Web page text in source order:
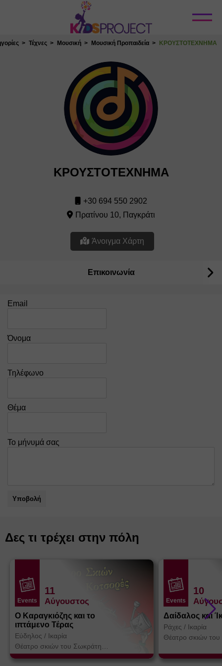
Κλείσιμο
Τέχνες Μουσική Μουσική Προπαιδεία ΚΡΟΥΣΤΟΤΕΧΝΗΜΑ
ΚΡΟΥΣΤΟΤΕΧΝΗΜΑ
+30 694 550 2902
Πρατίνου 10, Παγκράτι
Άνοιγμα Χάρτη
Επικοινωνία
Email
Όνομα
Τηλέφωνο
Θέμα
Το μήνυμά σας
Υποβολή
Δες τι τρέχει στην πόλη
Events
11
Αύγουστος
Ο Καραγκιόζης και το
ιπτάμενο Τέρας
Εύδηλος / Ικαρία
Θέατρο σκιών του Σωκράτη
Κοτσορέ
Events
10
Δαίδαλος και
Ράχες / Ικαρία
Θέατρο σκιών